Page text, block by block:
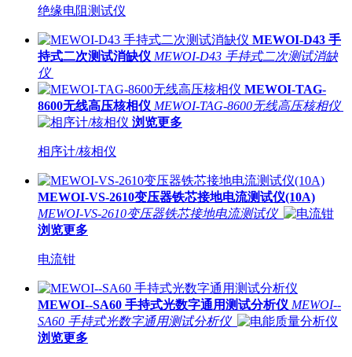
绝缘电阻测试仪
MEWOI-D43 手
持式二次测试消缺仪 MEWOI-D43 手持式二次测试消缺
仪
MEWOI-TAG-
8600无线高压核相仪 MEWOI-TAG-8600无线高压核相仪
浏览更多
相序计/核相仪
MEWOI-VS-2610变压器铁芯接地电流测试仪(10A)
MEWOI-VS-2610变压器铁芯接地电流测试仪
浏览更多
电流钳
MEWOI--SA60 手持式光数字通用测试分析仪 MEWOI--
SA60 手持式光数字通用测试分析仪
浏览更多